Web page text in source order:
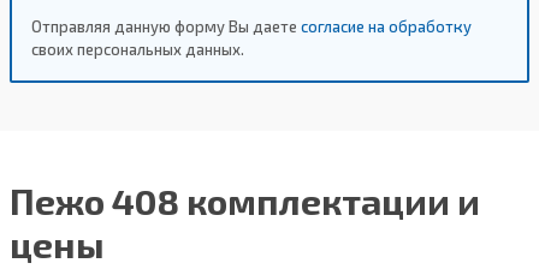
Отправляя данную форму Вы даете согласие на обработку
своих персональных данных.
Пежо 408 комплектации и
цены